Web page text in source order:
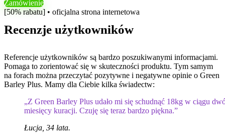
Zamówienie
[50% rabatu] • oficjalna strona internetowa
Recenzje użytkowników
Referencje użytkowników są bardzo poszukiwanymi informacjami.
Pomaga to zorientować się w skuteczności produktu. Tym samym
na forach można przeczytać pozytywne i negatywne opinie o Green
Barley Plus. Mamy dla Ciebie kilka świadectw:
„Z Green Barley Plus udało mi się schudnąć 18kg w ciągu
miesięcy kuracji. Czuję się teraz bardzo piękna.”
Łucja, 34 lata.